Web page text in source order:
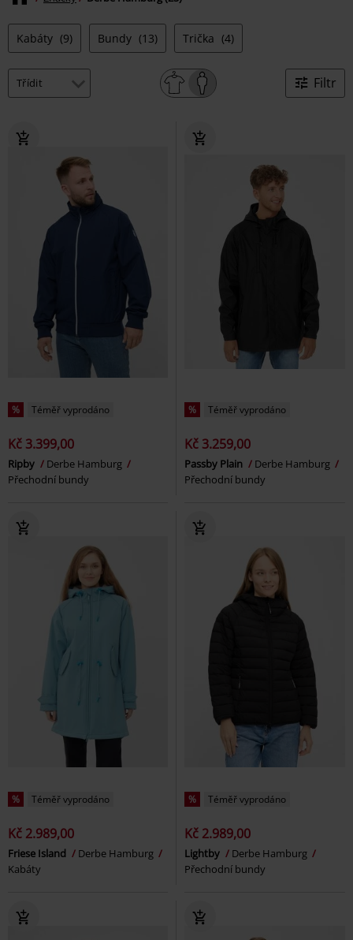
Kabáty (9) Bundy (13) Trička (4)
Filtr
% Téměř vyprodáno
Kč 3.399,00
Ripby
Derbe Hamburg
Přechodní bundy
% Téměř vyprodáno
Kč 3.259,00
Passby Plain
Derbe Hamburg
Přechodní bundy
% Téměř vyprodáno
Kč 2.989,00
Friese Island
Derbe Hamburg
Kabáty
% Téměř vyprodáno
Kč 2.989,00
Lightby
Derbe Hamburg
Přechodní bundy